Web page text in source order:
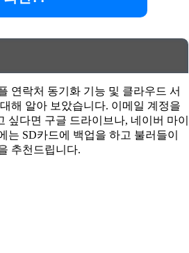
연락처 동기화 기능 및 클라우드 서
해 알아 보았습니다. 이메일 계정을
싶다면 구글 드라이브나, 네이버 마이
는 SD카드에 백업을 하고 불러들이
추천드립니다.